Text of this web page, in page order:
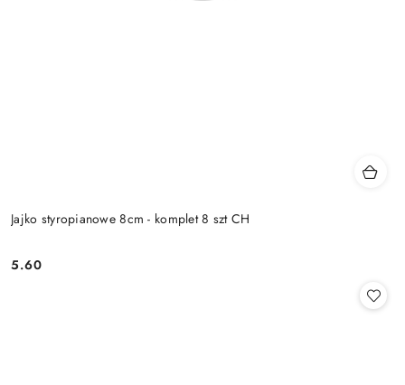
Jajko styropianowe 8cm - komplet 8 szt CH
Cena:
5.60